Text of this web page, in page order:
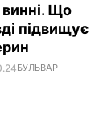
Що
підвищує
БУЛЬВАР